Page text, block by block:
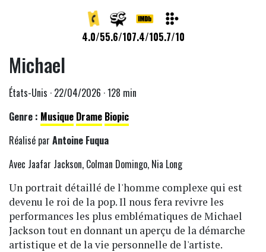
4.0/55.6/107.4/105.7/10
Michael
États-Unis · 22/04/2026 · 128 min
Genre : Musique Drame Biopic
Réalisé par Antoine Fuqua
Avec Jaafar Jackson, Colman Domingo, Nia Long
Un portrait détaillé de l'homme complexe qui est
devenu le roi de la pop. Il nous fera revivre les
performances les plus emblématiques de Michael
Jackson tout en donnant un aperçu de la démarche
artistique et de la vie personnelle de l'artiste.